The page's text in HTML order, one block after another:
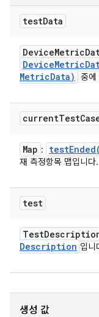
testData
DeviceMetric
DeviceMetric
MetricData) 중에
currentTest
Map : testEnded(
재 측정항목 맵입니다.
test
Test
Description 입니
생성 값